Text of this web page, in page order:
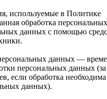
используемые в Политике
обработка
данных с помощью
данных —
персональных данных (за
если обработка
данных).